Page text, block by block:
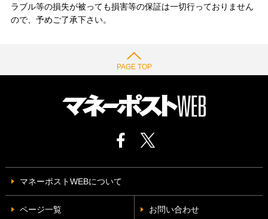
ラブル等の損失が被っても損害等の保証は一切行っておりません
ので、予めご了承下さい。
PAGE TOP
マネーポストWEBについて
ページ一覧 お問い合わせ